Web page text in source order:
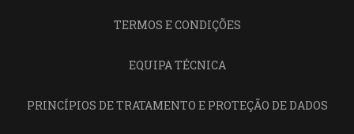
TERMOS E CONDIÇÕES
EQUIPA TÉCNICA
PRINCÍPIOS DE TRATAMENTO E PROTEÇÃO DE DADOS